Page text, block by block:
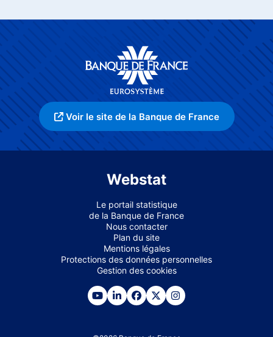
Voir le site de la Banque de France
Webstat
Le portail statistique
de la Banque de France
Nous contacter
Plan du site
Mentions légales
Protections des données personnelles
Gestion des cookies